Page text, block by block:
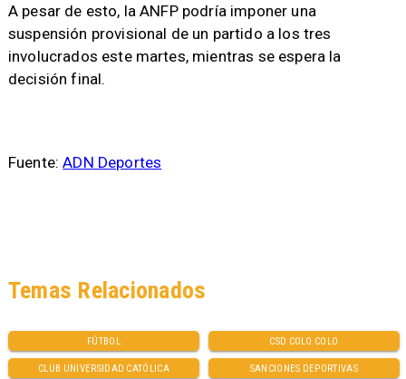
A pesar de esto, la ANFP podría imponer una
suspensión provisional de un partido a los tres
involucrados este martes, mientras se espera la
decisión final.
Fuente:ADN Deportes
FÚTBOL CSD COLO COLO
CLUB UNIVERSIDAD CATÓLICA SANCIONES DEPORTIVAS
Temas Relacionados